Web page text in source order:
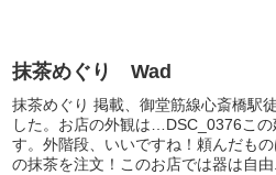
抹茶めぐり Wad
抹茶めぐり 掲載、御堂筋線心斎橋駅
した。お店の外観は…DSC_0376こ
す。外階段、いいですね！頼んだも
の抹茶を注文！このお店では器は自由